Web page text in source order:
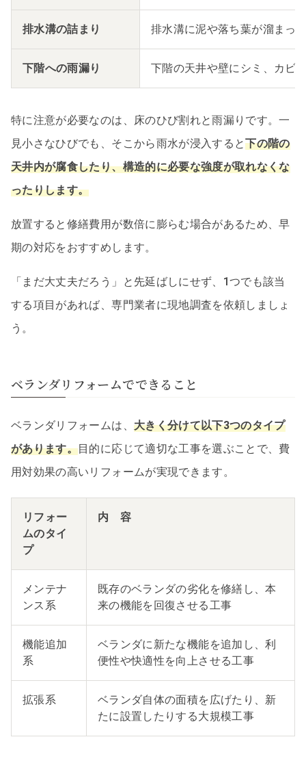
排水溝の詰まり 排水溝に泥や落ち葉が溜まっ
下階への雨漏り 下階の天井や壁にシミ、カビ
特に注意が必要なのは、床のひび割れと雨漏りです。一
見小さなひびでも、そこから雨水が浸入すると下の階の
天井内が腐食したり、構造的に必要な強度が取れなくな
ったりします。
放置すると修繕費用が数倍に膨らむ場合があるため、早
期の対応をおすすめします。
「まだ大丈夫だろう」と先延ばしにせず、1つでも該当
する項目があれば、専門業者に現地調査を依頼しましょ
う。
ベランダリフォームでできること
ベランダリフォームは、 大きく分けて以下3つのタイプ
があります。目的に応じて適切な工事を選ぶことで、費
用対効果の高いリフォームが実現できます。
リフォー
ムのタイ
プ
内 容
メンテナ
ンス系
既存のベランダの劣化を修繕し、本
来の機能を回復させる工事
機能追加
系
ベランダに新たな機能を追加し、利
便性や快適性を向上させる工事
拡張系
ベランダ自体の面積を広げたり、新
たに設置したりする大規模工事